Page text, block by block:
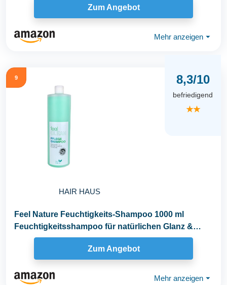
Zum Angebot
Mehr anzeigen ⏷
9
HAIR HAUS
8,3/10
befriedigend
★★
Feel Nature Feuchtigkeits-Shampoo 1000 ml
Feuchtigkeitsshampoo für natürlichen Glanz &
seidige...
Zum Angebot
Mehr anzeigen ⏷